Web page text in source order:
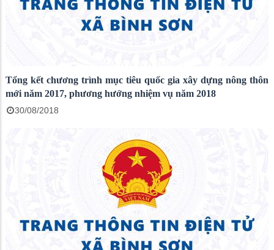
Tổng kết chương trình mục tiêu quốc gia xây dựng nông thôn
mới năm 2017, phương hướng nhiệm vụ năm 2018
30/08/2018